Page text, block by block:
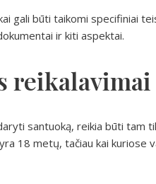
gali būti taikomi specifiniai
ir kiti aspektai.
reikalavimai
santuoką, reikia būti tam
18 metų, tačiau kai kuriose